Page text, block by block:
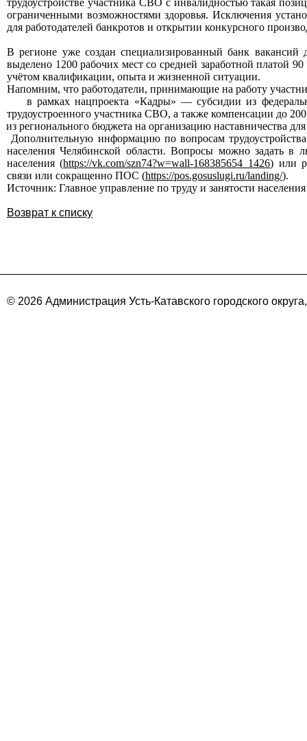
трудоустройстве участника СВО с инвалидностью такая
ограниченными возможностями здоровья. Исключения
для работодателей банкротов и открытии конкурсного
В регионе уже создан специализированный банк
выделено 1200 рабочих мест со средней заработной платой
учётом квалификации, опыта и жизненной ситуации.
Напомним, что работодатели, принимающие на работу
в рамках нацпроекта «Кадры» — субсидии из
трудоустроенного участника СВО, а также компенсации до
из регионального бюджета на организацию наставничества
Дополнительную информацию по вопросам
населения Челябинской области.Вопросы можно задать в
населения (https://vk.com/szn74?w=wall-168385654_1426) или
связи или сокращенно ПОС (https://pos.gosuslugi.ru/landing/).
Источник: Главное управление по труду и занятости
Возврат к списку
© 2026 Администрация Усть-Катавского городского